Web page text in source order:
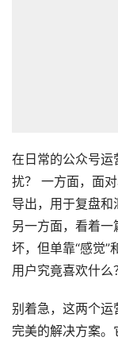
在日常的公众号运
扰？ 一方面，面
导出，用于复盘和
另一方面，看着
坏，但单靠“感觉
用户究竟喜欢什么
别着急，这两个运
完美的解决方案